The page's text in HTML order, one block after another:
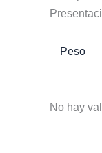
Peso
No hay